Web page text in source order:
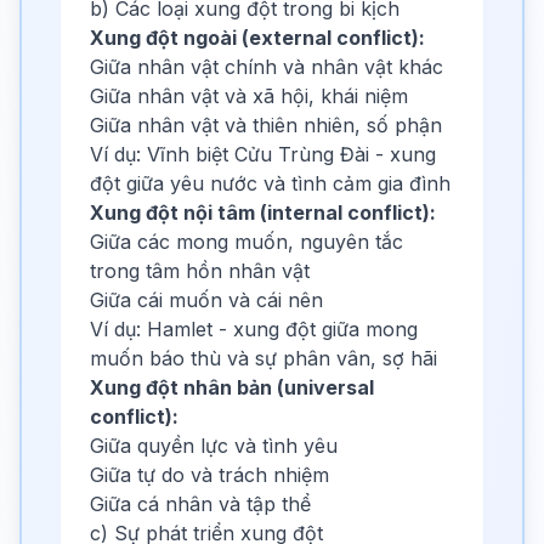
b) Các loại xung đột trong bi kịch
Xung đột ngoài (external conflict):
Giữa nhân vật chính và nhân vật khác
Giữa nhân vật và xã hội, khái niệm
Giữa nhân vật và thiên nhiên, số phận
Ví dụ: Vĩnh biệt Cửu Trùng Đài - xung
đột giữa yêu nước và tình cảm gia đình
Xung đột nội tâm (internal conflict):
Giữa các mong muốn, nguyên tắc
trong tâm hồn nhân vật
Giữa cái muốn và cái nên
Ví dụ: Hamlet - xung đột giữa mong
muốn báo thù và sự phân vân, sợ hãi
Xung đột nhân bản (universal
conflict):
Giữa quyền lực và tình yêu
Giữa tự do và trách nhiệm
Giữa cá nhân và tập thể
c) Sự phát triển xung đột